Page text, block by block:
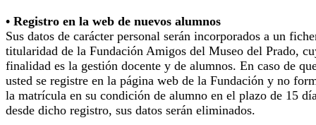
• Registro en la web de nuevos alumnos
Sus datos de carácter personal serán incorporados a un
titularidad de la Fundación Amigos del Museo del Prado,
finalidad es la gestión docente y de alumnos. En caso de
usted se registre en la página web de la Fundación y no
la matrícula en su condición de alumno en el plazo de 15
desde dicho registro, sus datos serán eliminados.